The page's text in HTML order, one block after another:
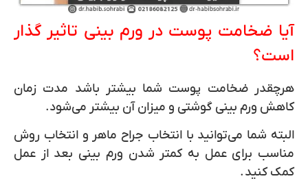
آیا ضخامت پوست در ورم بینی تاثیر گذار
است؟
هرچقدر ضخامت پوست شما بیشتر باشد مدت زمان
کاهش ورم بینی گوشتی و میزان آن بیشتر می‌شود.
البته شما می‌توانید با انتخاب جراح ماهر و انتخاب روش
مناسب برای عمل به کمتر شدن ورم بینی بعد از عمل
کمک کنید.